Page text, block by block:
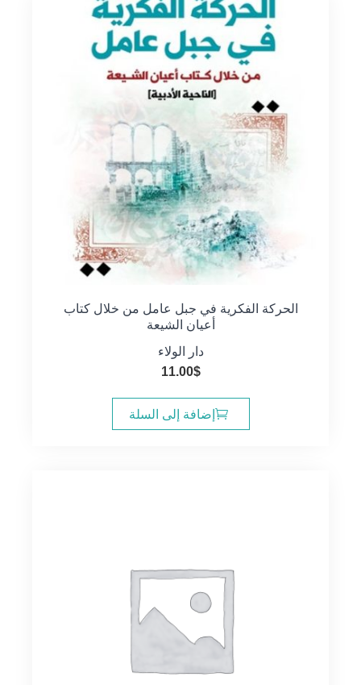
الحركة الفكرية في جبل عامل من خلال كتاب
أعيان الشيعة
دار الولاء
11.00$
إضافة إلى السلة